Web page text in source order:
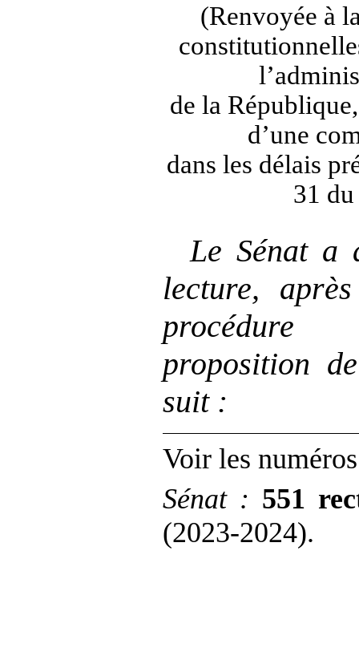
(Renvoyée à
de la
d’une
dans les délais
31
Le Sénat a
lecture,
proposition
suit :
Voir les
Sénat : 551
(2023‑2024).